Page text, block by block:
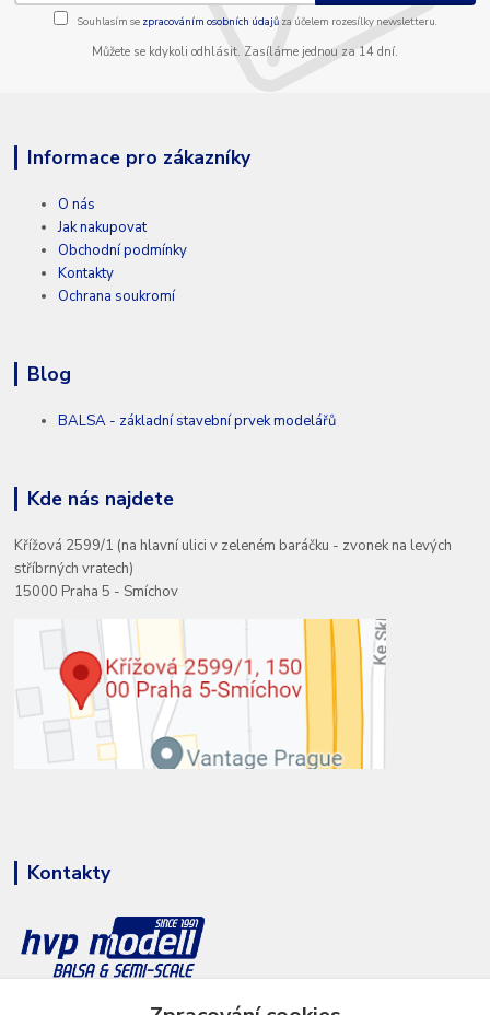
Souhlasím se zpracováním osobních údajůza účelem rozesílky newsletteru.
Můžete se kdykoli odhlásit. Zasíláme jednou za 14 dní.
Informace pro zákazníky
O nás
Jak nakupovat
Obchodní podmínky
Kontakty
Ochrana soukromí
Blog
BALSA - základní stavební prvek modelářů
Kde nás najdete
Křížová 2599/1 (na hlavní ulici v zeleném baráčku - zvonek na levých
stříbrných vratech)
15000 Praha 5 - Smíchov
Kontakty